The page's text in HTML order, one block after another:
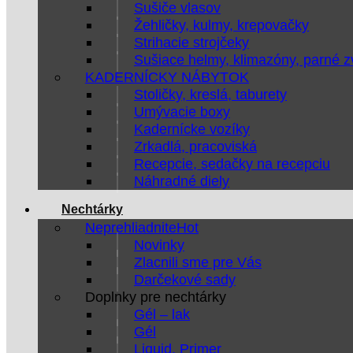
Sušiče vlasov
Žehličky, kulmy, krepovačky
Strihacie strojčeky
Sušiace helmy, klimazóny, parné
KADERNÍCKY NÁBYTOK
Stoličky, kreslá, taburety
Umývacie boxy
Kadernícke vozíky
Zrkadlá, pracoviská
Recepcie, sedačky na recepciu
Náhradné diely
Nechtárky
Neprehliadnite
Novinky
Zlacnili sme pre Vás
Darčekové sady
Doplnky pre nechtárky
Gél – lak
Gél
Liquid, Primer